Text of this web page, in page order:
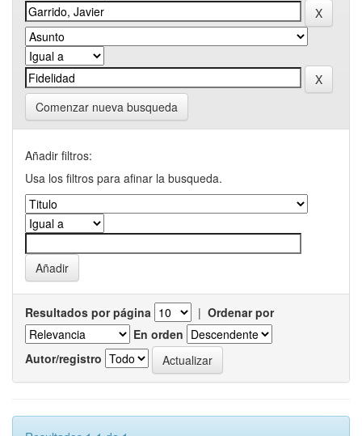
Comenzar nueva busqueda
Añadir filtros:
Usa los filtros para afinar la busqueda.
Resultados por página | Ordenar por
En orden
Autor/registro